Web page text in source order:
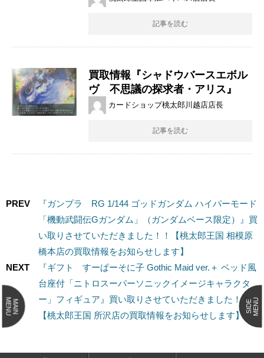
記事を読む
買取情報『シャドウバースエボル
ヴ 不思議の探求者・アリス』
カードショップ桃太郎川越店店長
記事を読む
PREV
『ガンプラ RG 1/144 ゴッドガンダム ハイパーモード
「機動武闘伝Gガンダム」（ガンダムベース限定）』買
い取りさせていただきました！！【桃太郎王国 相模原
橋本店の買取情報をお知らせします】
NEXT
『ギフト すーぱーそに子 Gothic Maid ver.＋ ベッド風
台座付「ニトロスーパーソニックイメージキャラクタ
ー」フィギュア』買い取りさせていただきました！！
【桃太郎王国 所沢店の買取情報をお知らせします】
MAIN
MENU SIDEMENU